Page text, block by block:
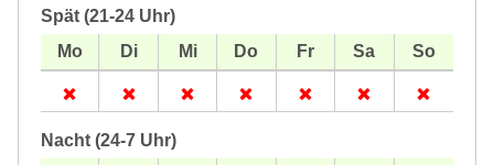
Spät (21-24 Uhr)
Nacht (24-7 Uhr)